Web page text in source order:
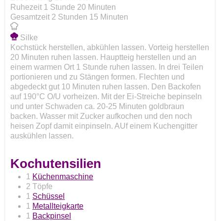
Ruhezeit
Ruhezeit 1 Stunde
Stunde 20 Minuten
Minuten
Gesamtzeit 2 Stunden
Stunden 15 Minuten
Minuten
Silke
Kochstück herstellen, abkühlen lassen. Vorteig herstellen
20 Minuten ruhen lassen. Hauptteig herstellen und an
einem warmen Ort 1 Stunde ruhen lassen. In drei Teilen
portionieren und zu Stängen formen. Flechten und
abgedeckt gut 10 Minuten ruhen lassen. Den Backofen
auf 190°C O/U vorheizen. Mit der Ei-Streiche bepinseln
und unter Schwaden ca. 20-25 Minuten goldbraun
backen. Wasser mit Zucker aufkochen und den noch
heisen Zopf damit einpinseln. AUf einem Kuchengitter
auskühlen lassen.
Kochutensilien
1
Küchenmaschine
2 Töpfe
1 Schüssel
1
Metallteigkarte
1
Backpinsel